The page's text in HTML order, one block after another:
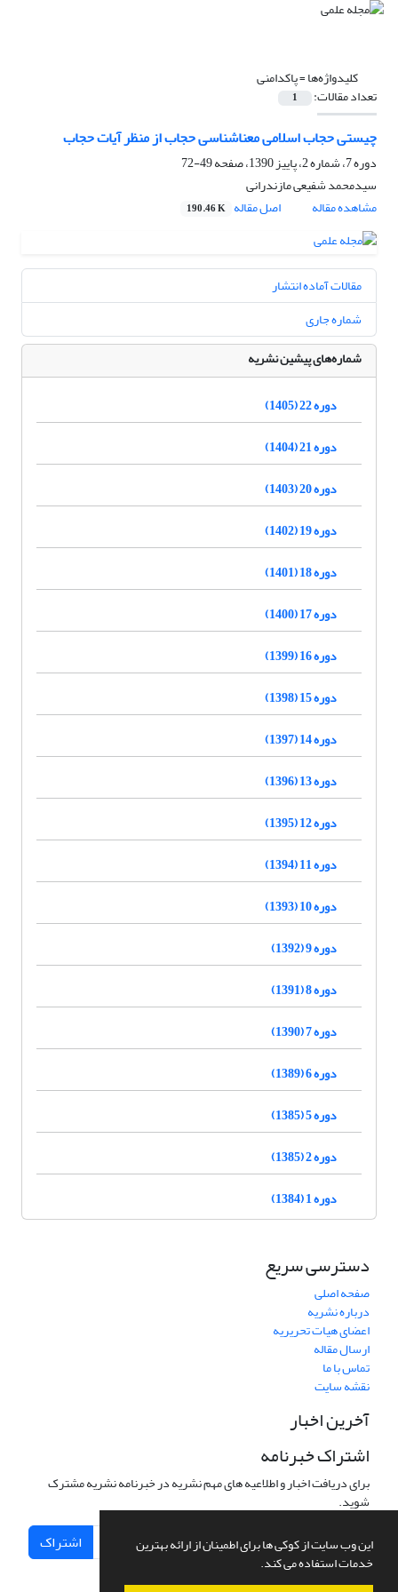
این وب سایت از کوکی ها برای اطمینان از ارائه بهترین
خدمات استفاده می کند.
کلیدواژه‌ها =پاکدامنی
تعداد مقالات: 1
چیستی حجاب اسلامی معناشناسی حجاب از منظر آیات حجاب
دوره 7، شماره 2، پاییز 1390، صفحه
49-72
سیدمحمد شفیعی مازندرانی
مشاهده مقاله
اصل مقاله 190.46 K
مقالات آماده انتشار
شماره جاری
شماره‌های پیشین نشریه
دوره 22 (1405)
دوره 21 (1404)
دوره 20 (1403)
دوره 19 (1402)
دوره 18 (1401)
دوره 17 (1400)
دوره 16 (1399)
دوره 15 (1398)
دوره 14 (1397)
دوره 13 (1396)
دوره 12 (1395)
دوره 11 (1394)
دوره 10 (1393)
دوره 9 (1392)
دوره 8 (1391)
دوره 7 (1390)
دوره 6 (1389)
دوره 5 (1385)
دوره 2 (1385)
دوره 1 (1384)
دسترسی سریع
صفحه اصلی
درباره نشریه
اعضای هیات تحریریه
ارسال مقاله
تماس با ما
نقشه سایت
آخرین اخبار
اشتراک خبرنامه
برای دریافت اخبار و اطلاعیه های مهم نشریه در خبرنامه نشریه مشترک
شوید.
اشتراک